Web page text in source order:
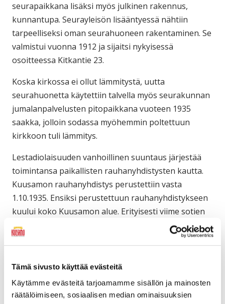
Tämä sivusto käyttää evästeitä
Käytämme evästeitä tarjoamamme sisällön ja mainosten
räätälöimiseen, sosiaalisen median ominaisuuksien
seurapaikkana lisäksi myös julkinen rakennus,
kunnantupa. Seurayleisön lisääntyessä nähtiin
tarpeelliseksi oman seurahuoneen rakentaminen. Se
valmistui vuonna 1912 ja sijaitsi nykyisessä
osoitteessa Kitkantie 23.
Koska kirkossa ei ollut lämmitystä, uutta
seurahuonetta käytettiin talvella myös seurakunnan
jumalanpalvelusten pitopaikkana vuoteen 1935
saakka, jolloin sodassa myöhemmin poltettuun
kirkkoon tuli lämmitys.
Lestadiolaisuuden vanhoillinen suuntaus järjestää
toimintansa paikallisten rauhanyhdistysten kautta.
Kuusamon rauhanyhdistys perustettiin vasta
1.10.1935. Ensiksi perustettuun rauhanyhdistykseen
kuului koko Kuusamon alue. Erityisesti viime sotien
jälkeen rauhanyhdistyksiä perustettiin Kuusamoon
myös sivukylille, niin että yksittäisiä yhdistyksiä
Nykyisin niitä on kuusi.
Yhdistyksen 1912 valmistunut seurahuone oli sekä
talvi- että jatkosodan aikana armeijan käytössä ja se